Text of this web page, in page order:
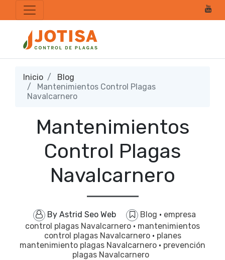
Inicio
Blog
Mantenimientos Control Plagas
Navalcarnero
Mantenimientos
Control Plagas
Navalcarnero
By Astrid Seo Web Blog · empresa
control plagas Navalcarnero · mantenimientos
control plagas Navalcarnero · planes
mantenimiento plagas Navalcarnero · prevención
plagas Navalcarnero